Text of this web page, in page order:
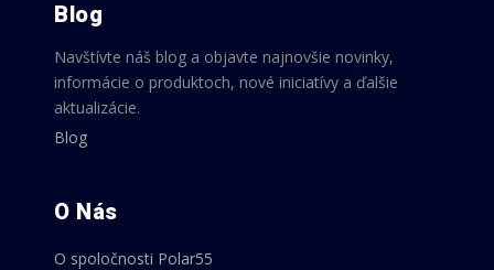
Blog
Navštívte náš blog a objavte najnovšie novinky,
informácie o produktoch, nové iniciatívy a ďalšie
aktualizácie.
Blog
O Nás
O spoločnosti Polar55